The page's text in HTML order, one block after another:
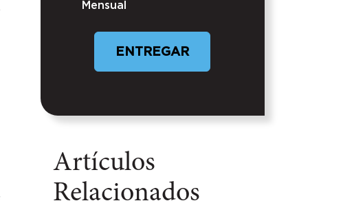
Mensual
ENTREGAR
Artículos
Relacionados